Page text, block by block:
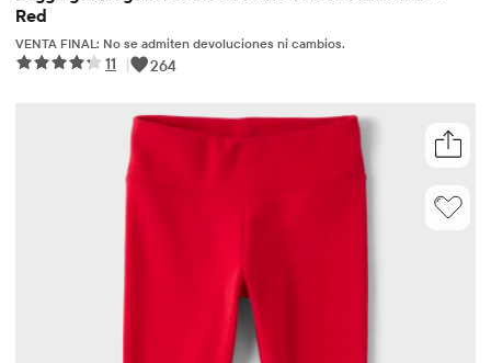
Red
VENTA FINAL: No se admiten devoluciones ni cambios.
11 | 264